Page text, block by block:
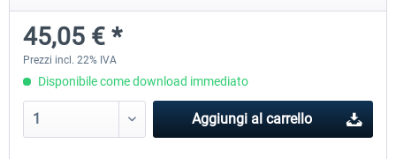
38,91 € *
45,05 € *
Prezzi incl. 22% IVA
Disponibile come download immediato
Aggiungi al carrello